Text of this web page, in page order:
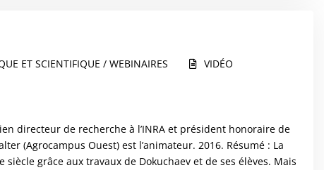
ET SCIENTIFIQUE / WEBINAIRES VIDÉO
directeur de recherche à l’INRA et président honoraire de
(Agrocampus Ouest) est l’animateur. 2016. Résumé : La
grâce aux travaux de Dokuchaev et de ses élèves. Mais